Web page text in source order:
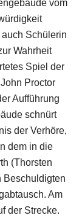
vom
Schülerin
Wahrheit
Spiel der
Proctor
Aufführung
schnürt
der Verhöre,
dem in die
(Thorsten
Beschuldigten
Am
der Strecke.